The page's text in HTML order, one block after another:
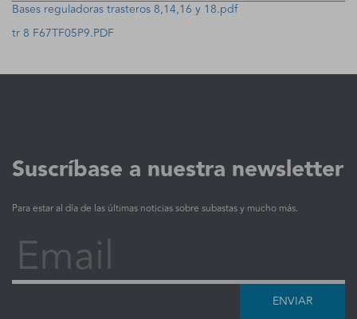
Bases reguladoras trasteros 8,14,16 y 18.pdf
tr 8 F67TF05P9.PDF
Suscríbase a nuestra newsletter
Para estar al día de las últimas noticias sobre subastas y mucho más.
Email
ENVIAR